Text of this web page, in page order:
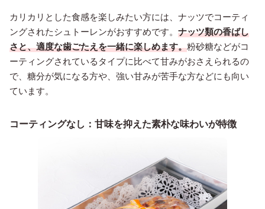
カリカリとした食感を楽しみたい方には、ナッツでコーティ
ングされたシュトーレンがおすすめです。 ナッツ類の香ばし
さと、適度な歯ごたえを一緒に楽しめます。粉砂糖などがコ
ーティングされているタイプに比べて甘みがおさえられるの
で、糖分が気になる方や、強い甘みが苦手な方などにも向い
ています。
コーティングなし：甘味を抑えた素朴な味わいが特徴